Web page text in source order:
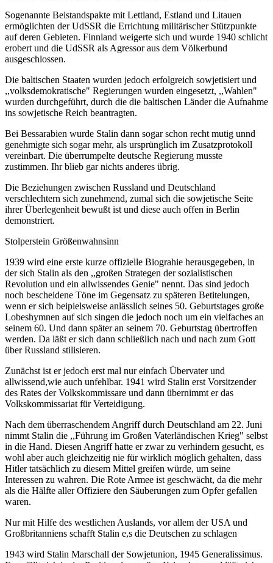
Sogenannte Beistandspakte mit Lettland, Estland und Litauen
ermöglichten der UdSSR die Errichtung militärischer Stützpunkte
auf deren Gebieten. Finnland weigerte sich und wurde 1940 schlicht
erobert und die UdSSR als Agressor aus dem Völkerbund
ausgeschlossen.
Die baltischen Staaten wurden jedoch erfolgreich sowjetisiert und
,,volksdemokratische" Regierungen wurden eingesetzt, ,,Wahlen"
wurden durchgeführt, durch die die baltischen Länder die Aufnahme
ins sowjetische Reich beantragten.
Bei Bessarabien wurde Stalin dann sogar schon recht mutig unnd
genehmigte sich sogar mehr, als ursprünglich im Zusatzprotokoll
vereinbart. Die überrumpelte deutsche Regierung musste
zustimmen. Ihr blieb gar nichts anderes übrig.
Die Beziehungen zwischen Russland und Deutschland
verschlechtern sich zunehmend, zumal sich die sowjetische Seite
ihrer Überlegenheit bewußt ist und diese auch offen in Berlin
demonstriert.
Stolperstein Größenwahnsinn
1939 wird eine erste kurze offizielle Biograhie herausgegeben, in
der sich Stalin als den ,,großen Strategen der sozialistischen
Revolution und ein allwissendes Genie" nennt. Das sind jedoch
noch bescheidene Töne im Gegensatz zu späteren Betitelungen,
wenn er sich beipielsweise anlässlich seines 50. Geburtstages große
Lobeshymnen auf sich singen die jedoch noch um ein vielfaches an
seinem 60. Und dann später an seinem 70. Geburtstag übertroffen
werden. Da läßt er sich dann schließlich nach und nach zum Gott
über Russland stilisieren.
Zunächst ist er jedoch erst mal nur einfach Übervater und
allwissend,wie auch unfehlbar. 1941 wird Stalin erst Vorsitzender
des Rates der Volkskommissare und dann übernimmt er das
Volkskommissariat für Verteidigung.
Nach dem überraschendem Angriff durch Deutschland am 22. Juni
nimmt Stalin die ,,Führung im Großen Vaterländischen Krieg" selbst
in die Hand. Diesen Angriff hatte er zwar zu verhindern gesucht, es
wohl aber auch gleichzeitig nie für wirklich möglich gehalten, dass
Hitler tatsächlich zu diesem Mittel greifen würde, um seine
Interessen zu wahren. Die Rote Armee ist geschwächt, da die mehr
als die Hälfte aller Offiziere den Säuberungen zum Opfer gefallen
waren.
Nur mit Hilfe des westlichen Auslands, vor allem der USA und
Großbritanniens schafft Stalin e,s die Deutschen zu schlagen
1943 wird Stalin Marschall der Sowjetunion, 1945 Generalissimus.